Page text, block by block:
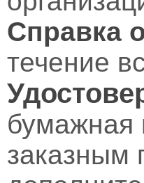
Справка
течение
бумажная
заказным